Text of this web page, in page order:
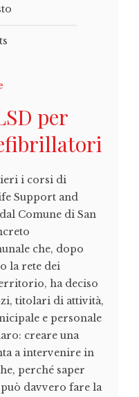
per
i corsi di
Support and
Comune di San
che, dopo
la rete dei
ha deciso
titolari di attività,
e personale
creare una
a intervenire in
perché saper
davvero fare la